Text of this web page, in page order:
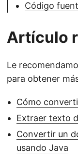
Código
Artículo
Le
para obtener
Cómo
Extraer texto
Convertir un
usando Java